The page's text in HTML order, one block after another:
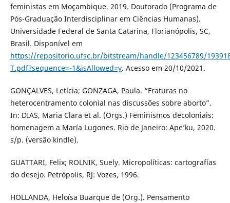
feministas em Moçambique. 2019. Doutorado (Programa de
Pós-Graduação Interdisciplinar em Ciências Humanas).
Universidade Federal de Santa Catarina, Florianópolis, SC,
Brasil. Disponível em
https://repositorio.ufsc.br/bitstream/handle/123456789/
T.pdf?sequence=-1&isAllowed=y. Acesso em 20/10/2021.
GONÇALVES, Letícia; GONZAGA, Paula. “Fraturas no
heterocentramento colonial nas discussões sobre aborto”.
In: DIAS, Maria Clara et al. (Orgs.) Feminismos decoloniais:
homenagem a María Lugones. Rio de Janeiro: Ape’ku, 2020.
s/p. (versão kindle).
GUATTARI, Felix; ROLNIK, Suely. Micropolíticas: cartografías
do desejo. Petrópolis, RJ: Vozes, 1996.
HOLLANDA, Heloísa Buarque de (Org.). Pensamento